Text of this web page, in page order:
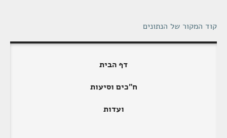
קוד המקור של הנתונים
דף הבית
ח"כים וסיעות
ועדות